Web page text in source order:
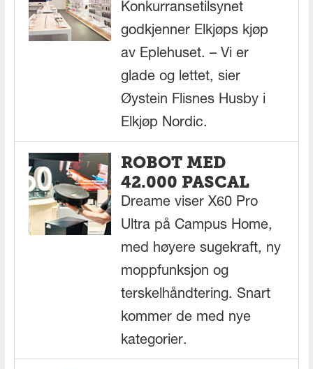
Konkurransetilsynet
godkjenner Elkjøps kjøp
av Eplehuset. – Vi er
glade og lettet, sier
Øystein Flisnes Husby i
Elkjøp Nordic.
ROBOT MED
42.000 PASCAL
Dreame viser X60 Pro
Ultra på Campus Home,
med høyere sugekraft, ny
moppfunksjon og
terskelhåndtering. Snart
kommer de med nye
kategorier.